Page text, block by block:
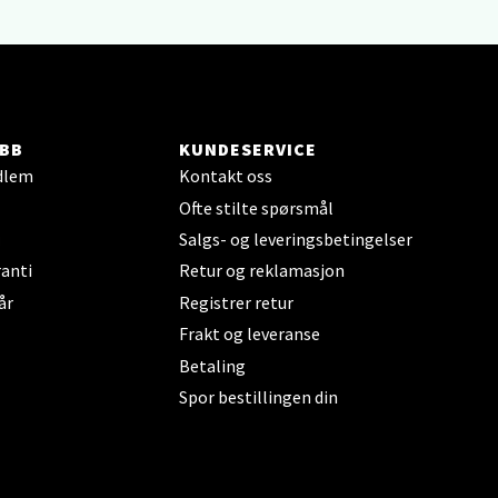
KUNDESERVICE
Kontakt oss
Ofte stilte spørsmål
Salgs- og leveringsbetingelser
Retur og reklamasjon
Registrer retur
Frakt og leveranse
Betaling
Spor bestillingen din